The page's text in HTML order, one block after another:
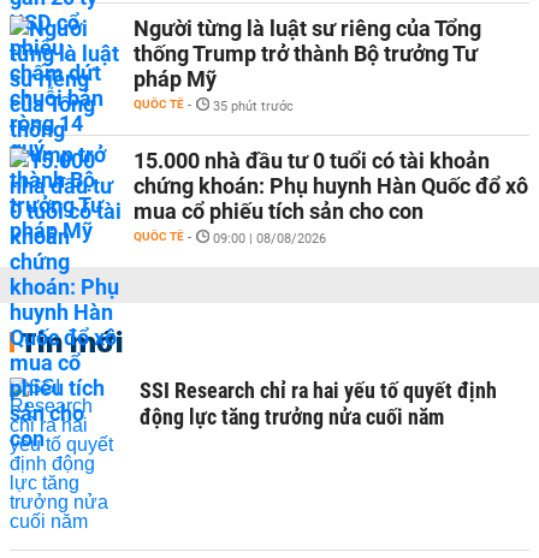
Người từng là luật sư riêng của Tổng
thống Trump trở thành Bộ trưởng Tư
pháp Mỹ
QUỐC TẾ - 35 phút trước
15.000 nhà đầu tư 0 tuổi có tài khoản
chứng khoán: Phụ huynh Hàn Quốc đổ xô
mua cổ phiếu tích sản cho con
QUỐC TẾ - 09:00 | 08/08/2026
Tin mới
SSI Research chỉ ra hai yếu tố quyết định
động lực tăng trưởng nửa cuối năm